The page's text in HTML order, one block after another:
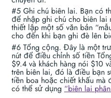
#5 Ghi chú biên lai. Bạn có
để nhập ghi chú cho biên lai
thiết lập một số văn bản
cho đến khi bạn ghi đè lên
#6 Tổng cộng. Đây là một
nút để điều chỉnh số tiền
$9.4 và khách hàng nói $10
trên biên lai, đó là điều bạn
tiền boa hoặc chiết khấu mà
có thể sử dụng “biên lai